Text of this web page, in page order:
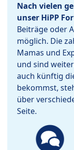
Nach vielen
unser HiPP
Beiträge oder
möglich. Die
Mamas und
und sind
auch künftig
bekommst,
über
Seite.